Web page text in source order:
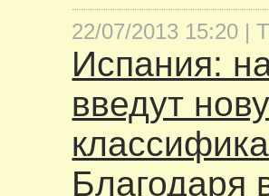
22/07/2013 15:20 |
Испания:
введут
Благодаря